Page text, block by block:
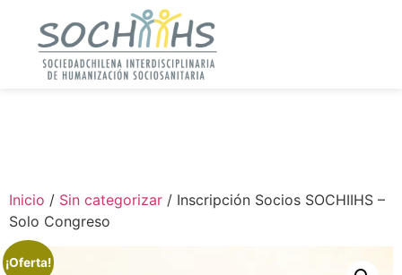
Inicio / Sin categorizar / Inscripción Socios SOCHIIHS –
Solo Congreso
¡Oferta!